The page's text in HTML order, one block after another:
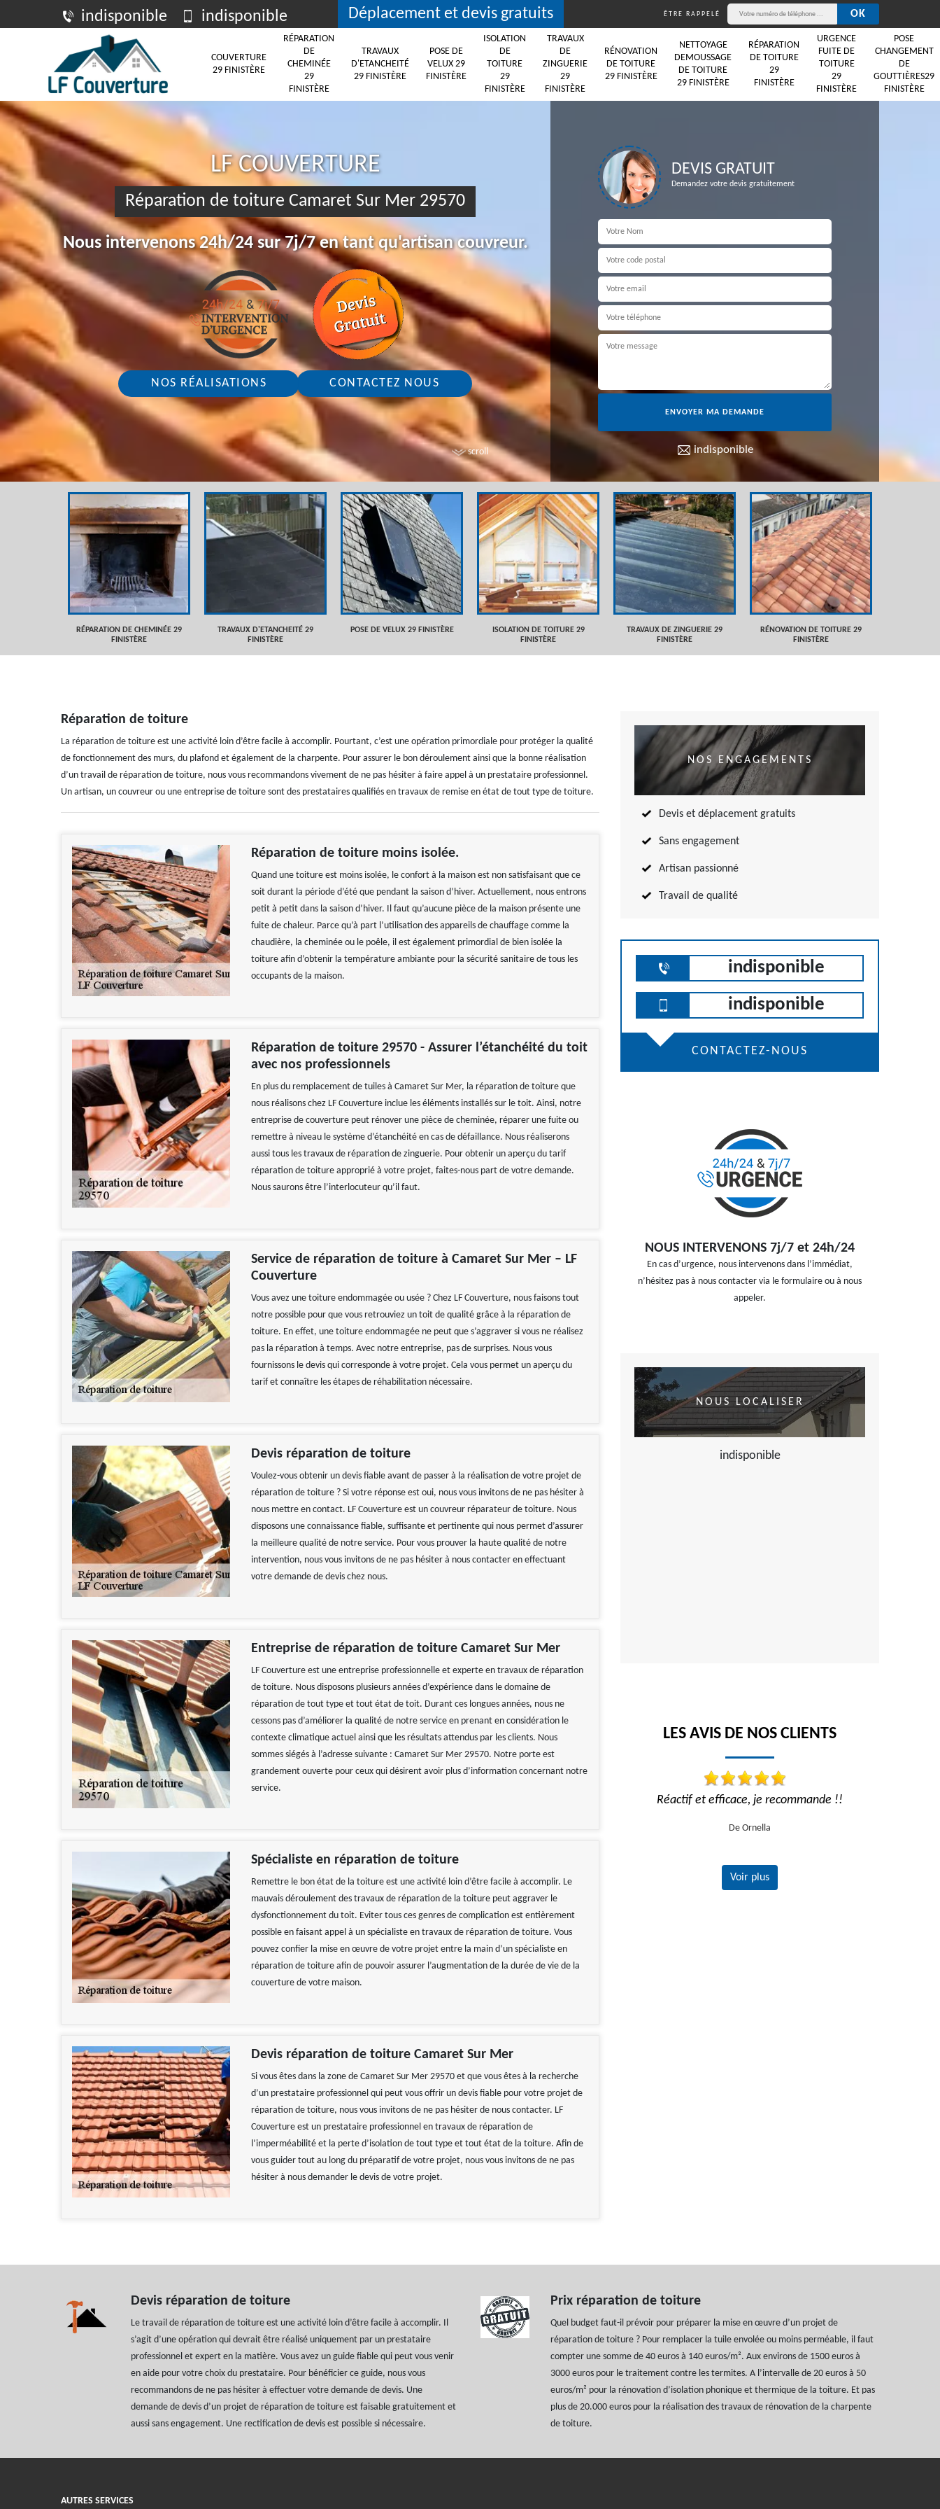
indisponible indisponible Déplacement et devis gratuits ÊTRE RAPPELÉ
COUVERTURE
29 FINISTÈRE
RÉPARATION
DE
CHEMINÉE
29
FINISTÈRE
TRAVAUX
D'ETANCHEITÉ
29 FINISTÈRE
POSE DE
VELUX 29
FINISTÈRE
ISOLATION
DE
TOITURE
29
FINISTÈRE
TRAVAUX
DE
ZINGUERIE
29
FINISTÈRE
RÉNOVATION
DE TOITURE
29 FINISTÈRE
NETTOYAGE
DEMOUSSAGE
DE TOITURE
29 FINISTÈRE
RÉPARATION
DE TOITURE
29
FINISTÈRE
URGENCE
FUITE DE
TOITURE
29
FINISTÈRE
POSE
CHANGEMENT
DE
GOUTTIÈRES29
FINISTÈRE
scroll
LF COUVERTURE
Réparation de toiture Camaret Sur Mer 29570
Nous intervenons 24h/24 sur 7j/7 en tant qu'artisan couvreur.
NOS RÉALISATIONS CONTACTEZ NOUS
DEVIS GRATUIT
Demandez votre devis gratuitement
indisponible
RÉPARATION DE CHEMINÉE 29
FINISTÈRE
TRAVAUX D'ETANCHEITÉ 29
FINISTÈRE
POSE DE VELUX 29 FINISTÈRE
ISOLATION DE TOITURE 29
FINISTÈRE
TRAVAUX DE ZINGUERIE 29
FINISTÈRE
RÉNOVATION DE TOITURE 29
FINISTÈRE
Réparation de toiture
La réparation de toiture est une activité loin d’être facile à accomplir. Pourtant, c’est une opération primordiale pour protéger la qualité
de fonctionnement des murs, du plafond et également de la charpente. Pour assurer le bon déroulement ainsi que la bonne réalisation
d’un travail de réparation de toiture, nous vous recommandons vivement de ne pas hésiter à faire appel à un prestataire professionnel.
Un artisan, un couvreur ou une entreprise de toiture sont des prestataires qualifiés en travaux de remise en état de tout type de toiture.
Réparation de toiture moins isolée.
Quand une toiture est moins isolée, le confort à la maison est non satisfaisant que ce
soit durant la période d’été que pendant la saison d’hiver. Actuellement, nous entrons
petit à petit dans la saison d’hiver. Il faut qu’aucune pièce de la maison présente une
fuite de chaleur. Parce qu’à part l’utilisation des appareils de chauffage comme la
chaudière, la cheminée ou le poêle, il est également primordial de bien isolée la
toiture afin d’obtenir la température ambiante pour la sécurité sanitaire de tous les
occupants de la maison.
Réparation de toiture 29570 - Assurer l’étanchéité du toit
avec nos professionnels
En plus du remplacement de tuiles à Camaret Sur Mer, la réparation de toiture que
nous réalisons chez LF Couverture inclue les éléments installés sur le toit. Ainsi, notre
entreprise de couverture peut rénover une pièce de cheminée, réparer une fuite ou
remettre à niveau le système d’étanchéité en cas de défaillance. Nous réaliserons
aussi tous les travaux de réparation de zinguerie. Pour obtenir un aperçu du tarif
réparation de toiture approprié à votre projet, faites-nous part de votre demande.
Nous saurons être l’interlocuteur qu’il faut.
Service de réparation de toiture à Camaret Sur Mer – LF
Couverture
Vous avez une toiture endommagée ou usée ? Chez LF Couverture, nous faisons tout
notre possible pour que vous retrouviez un toit de qualité grâce à la réparation de
toiture. En effet, une toiture endommagée ne peut que s’aggraver si vous ne réalisez
pas la réparation à temps. Avec notre entreprise, pas de surprises. Nous vous
fournissons le devis qui corresponde à votre projet. Cela vous permet un aperçu du
tarif et connaître les étapes de réhabilitation nécessaire.
Devis réparation de toiture
Voulez-vous obtenir un devis fiable avant de passer à la réalisation de votre projet de
réparation de toiture ? Si votre réponse est oui, nous vous invitons de ne pas hésiter à
nous mettre en contact. LF Couverture est un couvreur réparateur de toiture. Nous
disposons une connaissance fiable, suffisante et pertinente qui nous permet d’assurer
la meilleure qualité de notre service. Pour vous prouver la haute qualité de notre
intervention, nous vous invitons de ne pas hésiter à nous contacter en effectuant
votre demande de devis chez nous.
Entreprise de réparation de toiture Camaret Sur Mer
LF Couverture est une entreprise professionnelle et experte en travaux de réparation
de toiture. Nous disposons plusieurs années d’expérience dans le domaine de
réparation de tout type et tout état de toit. Durant ces longues années, nous ne
cessons pas d’améliorer la qualité de notre service en prenant en considération le
contexte climatique actuel ainsi que les résultats attendus par les clients. Nous
sommes siégés à l’adresse suivante : Camaret Sur Mer 29570. Notre porte est
grandement ouverte pour ceux qui désirent avoir plus d’information concernant notre
service.
Spécialiste en réparation de toiture
Remettre le bon état de la toiture est une activité loin d’être facile à accomplir. Le
mauvais déroulement des travaux de réparation de la toiture peut aggraver le
dysfonctionnement du toit. Eviter tous ces genres de complication est entièrement
possible en faisant appel à un spécialiste en travaux de réparation de toiture. Vous
pouvez confier la mise en œuvre de votre projet entre la main d’un spécialiste en
réparation de toiture afin de pouvoir assurer l’augmentation de la durée de vie de la
couverture de votre maison.
Devis réparation de toiture Camaret Sur Mer
Si vous êtes dans la zone de Camaret Sur Mer 29570 et que vous êtes à la recherche
d’un prestataire professionnel qui peut vous offrir un devis fiable pour votre projet de
réparation de toiture, nous vous invitons de ne pas hésiter de nous contacter. LF
Couverture est un prestataire professionnel en travaux de réparation de
l’imperméabilité et la perte d’isolation de tout type et tout état de la toiture. Afin de
vous guider tout au long du préparatif de votre projet, nous vous invitons de ne pas
hésiter à nous demander le devis de votre projet.
NOS ENGAGEMENTS
Devis et déplacement gratuits
Sans engagement
Artisan passionné
Travail de qualité
indisponible
indisponible
CONTACTEZ-NOUS
NOUS INTERVENONS 7j/7 et 24h/24
En cas d’urgence, nous intervenons dans l’immédiat,
n’hésitez pas à nous contacter via le formulaire ou à nous
appeler.
NOUS LOCALISER
indisponible
LES AVIS DE NOS CLIENTS
Réactif et efficace, je recommande !!
De Ornella
Voir plus
Devis réparation de toiture
Le travail de réparation de toiture est une activité loin d’être facile à accomplir. Il
s’agit d’une opération qui devrait être réalisé uniquement par un prestataire
professionnel et expert en la matière. Vous avez un guide fiable qui peut vous venir
en aide pour votre choix du prestataire. Pour bénéficier ce guide, nous vous
recommandons de ne pas hésiter à effectuer votre demande de devis. Une
demande de devis d’un projet de réparation de toiture est faisable gratuitement et
aussi sans engagement. Une rectification de devis est possible si nécessaire.
Prix réparation de toiture
Quel budget faut-il prévoir pour préparer la mise en œuvre d’un projet de
réparation de toiture ? Pour remplacer la tuile envolée ou moins perméable, il faut
compter une somme de 40 euros à 140 euros/m². Aux environs de 1500 euros à
3000 euros pour le traitement contre les termites. A l’intervalle de 20 euros à 50
euros/m² pour la rénovation d’isolation phonique et thermique de la toiture. Et pas
plus de 20.000 euros pour la réalisation des travaux de rénovation de la charpente
de toiture.
AUTRES SERVICES